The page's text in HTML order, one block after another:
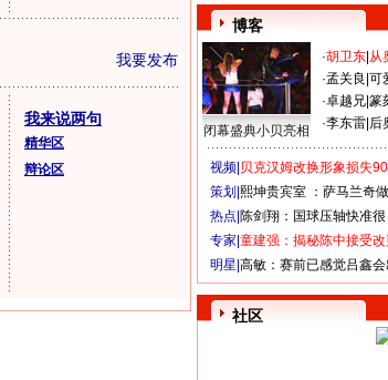
我要发布
我来说两句
精华区
辩论区
博客
闭幕盛典小贝亮相
·胡卫东 从
·孟关良 可
·卓越兄 篆
·李东雷 后
视频| 贝克汉姆改换形象损失
策划| 熙坤贵宾室 ：萨马兰奇
热点| 陈剑翔：国球压轴快准很
专家| 童建强：揭秘陈中接受
明星| 高敏：赛前已感觉吕鑫会
社区